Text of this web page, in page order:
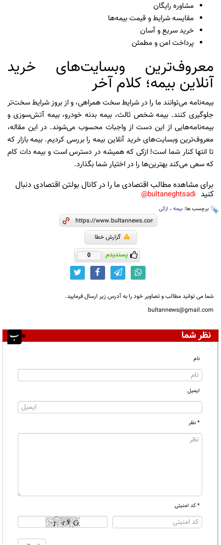
مشاوره رایگان
مقایسه شرایط و قیمت بیمه‌ها
خرید سریع و آسان
پرداخت امن و مطمئن
معروف‌ترین وبسایت‌های خرید
آنلاین بیمه؛ کلام آخر
بیمه‌نامه می‌توانند ما را در شرایط سخت همراهی، و از بروز شرایط سخت‌تر
جلوگیری کنند. بیمه شخص ثالث، بیمه بدنه خودرو، بیمه آتش‌سوزی و
بیمه‌نامه‌هایی از این دست از واجبات محسوب می‌شوند. در این مقاله،
معروف‌ترین وبسایت‌های خرید آنلاین بیمه را بررسی کردیم. بیمه بازار که
تا انتها کنار شما است! ازکی که همیشه در دسترس است و بیمه دات کام
که سعی می‌کند بهترین‌ها را در اختیار شما بگذارد.
برای مشاهده مطالب اقتصادی ما را در کانال بولتن اقتصادی دنبال
کنید bultaneghtsadi@
برچسب ها: بیمه ، ازکی
گزارش خطا
پسندیدم 0
شما می توانید مطالب و تصاویر خود را به آدرس زیر ارسال فرمایید.
bultannews@gmail.com
نظر شما
نام
ایمیل
* نظر
* کد امنیتی